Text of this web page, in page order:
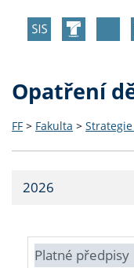
Opatření
FF > Fakulta >
2026
Platné předpisy